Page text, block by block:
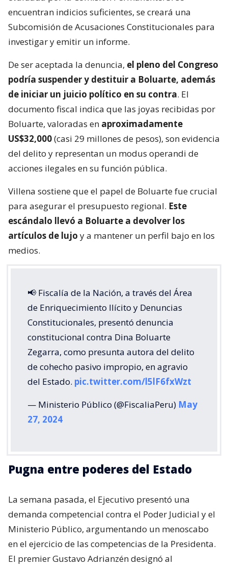
encuentran indicios suficientes, se creará una
Subcomisión de Acusaciones Constitucionales para
investigar y emitir un informe.
De ser aceptada la denuncia, el pleno del Congreso
podría suspender y destituir a Boluarte, además
de iniciar un juicio político en su contra. El
documento fiscal indica que las joyas recibidas por
Boluarte, valoradas en aproximadamente
US$32,000(casi 29 millones de pesos), son evidencia
del delito y representan un modus operandi de
acciones ilegales en su función pública.
Villena sostiene que el papel de Boluarte fue crucial
para asegurar el presupuesto regional. Este
escándalo llevó a Boluarte a devolver los
artículos de lujo y a mantener un perfil bajo en los
medios.
📢 Fiscalía de la Nación, a través del Área
de Enriquecimiento Ilícito y Denuncias
Constitucionales, presentó denuncia
constitucional contra Dina Boluarte
Zegarra, como presunta autora del delito
de cohecho pasivo impropio, en agravio
del Estado. pic.twitter.com/l5lF6fxWzt
— Ministerio Público (@FiscaliaPeru) May
27, 2024
Pugna entre poderes del Estado
La semana pasada, el Ejecutivo presentó una
demanda competencial contra el Poder Judicial y el
Ministerio Público, argumentando un menoscabo
en el ejercicio de las competencias de la Presidenta.
El premier Gustavo Adrianzén designó al